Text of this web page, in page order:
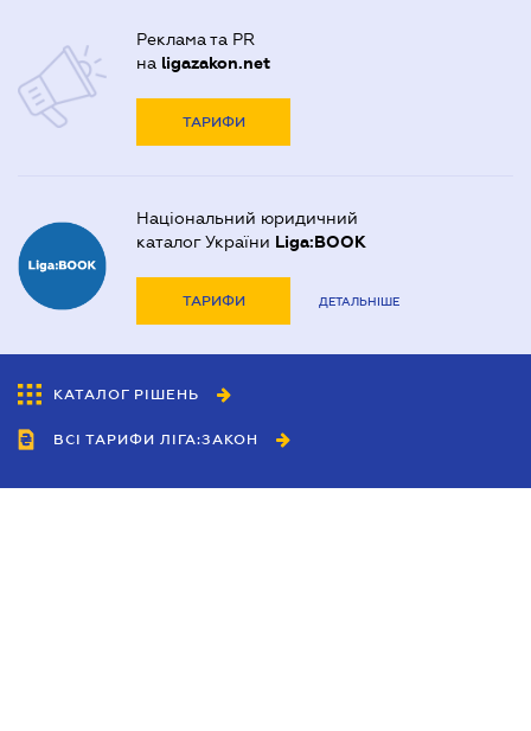
Реклама та PR
на ligazakon.net
ТАРИФИ
Національний юридичний
каталог України Liga:BOOK
ТАРИФИ ДЕТАЛЬНІШЕ
КАТАЛОГ РІШЕНЬ
ВСІ ТАРИФИ ЛІГА:ЗАКОН